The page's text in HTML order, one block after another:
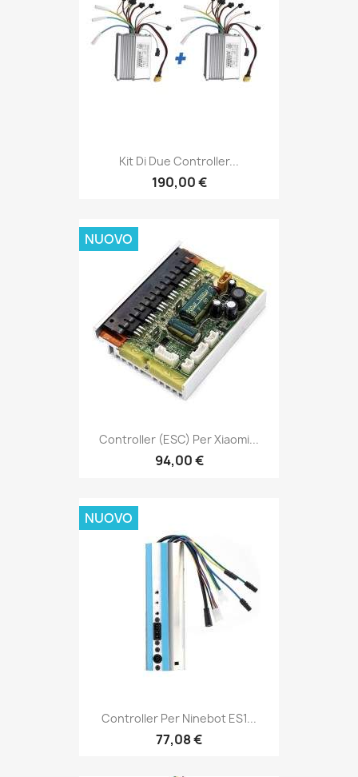
Kit Di Due Controller...
190,00 €
Controller (ESC) Per Xiaomi...
94,00 €
NUOVO
Controller Per Ninebot ES1...
77,08 €
NUOVO